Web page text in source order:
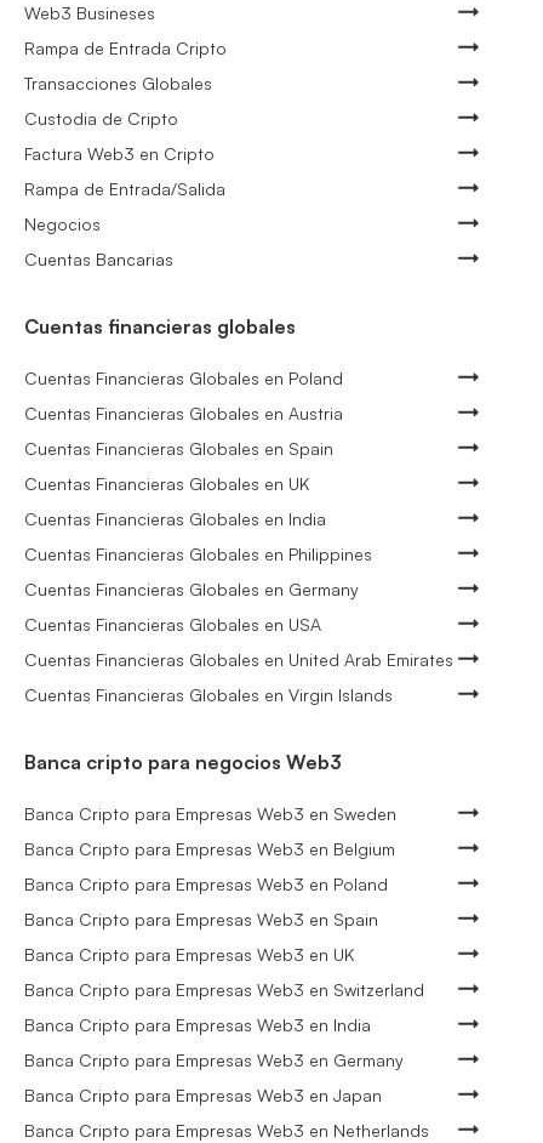
Web3 Busineses
Rampa de Entrada Cripto
Transacciones Globales
Custodia de Cripto
Factura Web3 en Cripto
Rampa de Entrada/Salida
Negocios
Cuentas Bancarias
Cuentas financieras globales
Cuentas Financieras Globales en Poland
Cuentas Financieras Globales en Austria
Cuentas Financieras Globales en Spain
Cuentas Financieras Globales en UK
Cuentas Financieras Globales en India
Cuentas Financieras Globales en Philippines
Cuentas Financieras Globales en Germany
Cuentas Financieras Globales en USA
Cuentas Financieras Globales en United Arab Emirates
Cuentas Financieras Globales en Virgin Islands
Banca cripto para negocios Web3
Banca Cripto para Empresas Web3 en Sweden
Banca Cripto para Empresas Web3 en Belgium
Banca Cripto para Empresas Web3 en Poland
Banca Cripto para Empresas Web3 en Spain
Banca Cripto para Empresas Web3 en UK
Banca Cripto para Empresas Web3 en Switzerland
Banca Cripto para Empresas Web3 en India
Banca Cripto para Empresas Web3 en Germany
Banca Cripto para Empresas Web3 en Japan
Banca Cripto para Empresas Web3 en Netherlands